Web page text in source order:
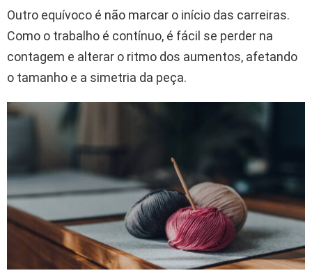
Outro equívoco é não marcar o início das carreiras.
Como o trabalho é contínuo, é fácil se perder na
contagem e alterar o ritmo dos aumentos, afetando
o tamanho e a simetria da peça.